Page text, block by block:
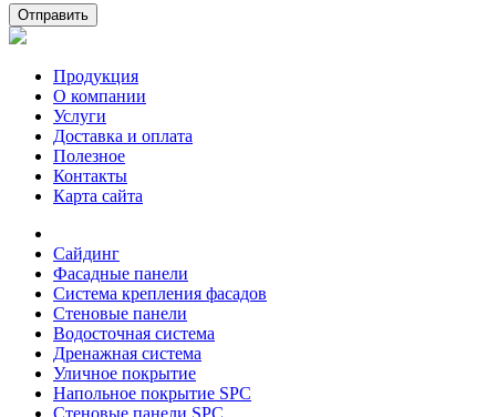
Отправить
Продукция
О компании
Услуги
Доставка и оплата
Полезное
Контакты
Карта сайта
Сайдинг
Фасадные панели
Система крепления фасадов
Стеновые панели
Водосточная система
Дренажная система
Уличное покрытие
Напольное покрытие SPC
Стеновые панели SPC